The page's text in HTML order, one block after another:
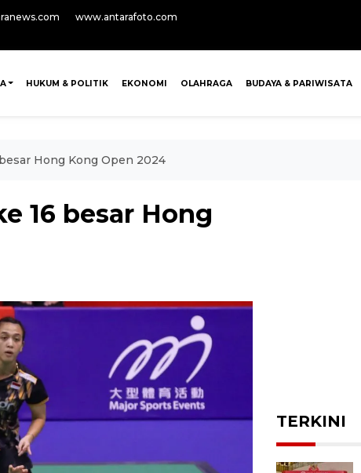
www.antarafoto.com
HUKUM & POLITIK EKONOMI OLAHRAGA BUDAYA & PARIWISATA
Hong Kong Open 2024
16 besar Hong
TERKINI